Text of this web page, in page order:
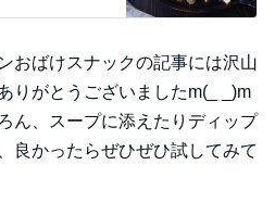
おばけスナックの記事には沢山
りがとうございましたm(_ _)m
ん、スープに添えたりディップ
良かったらぜひぜひ試してみて